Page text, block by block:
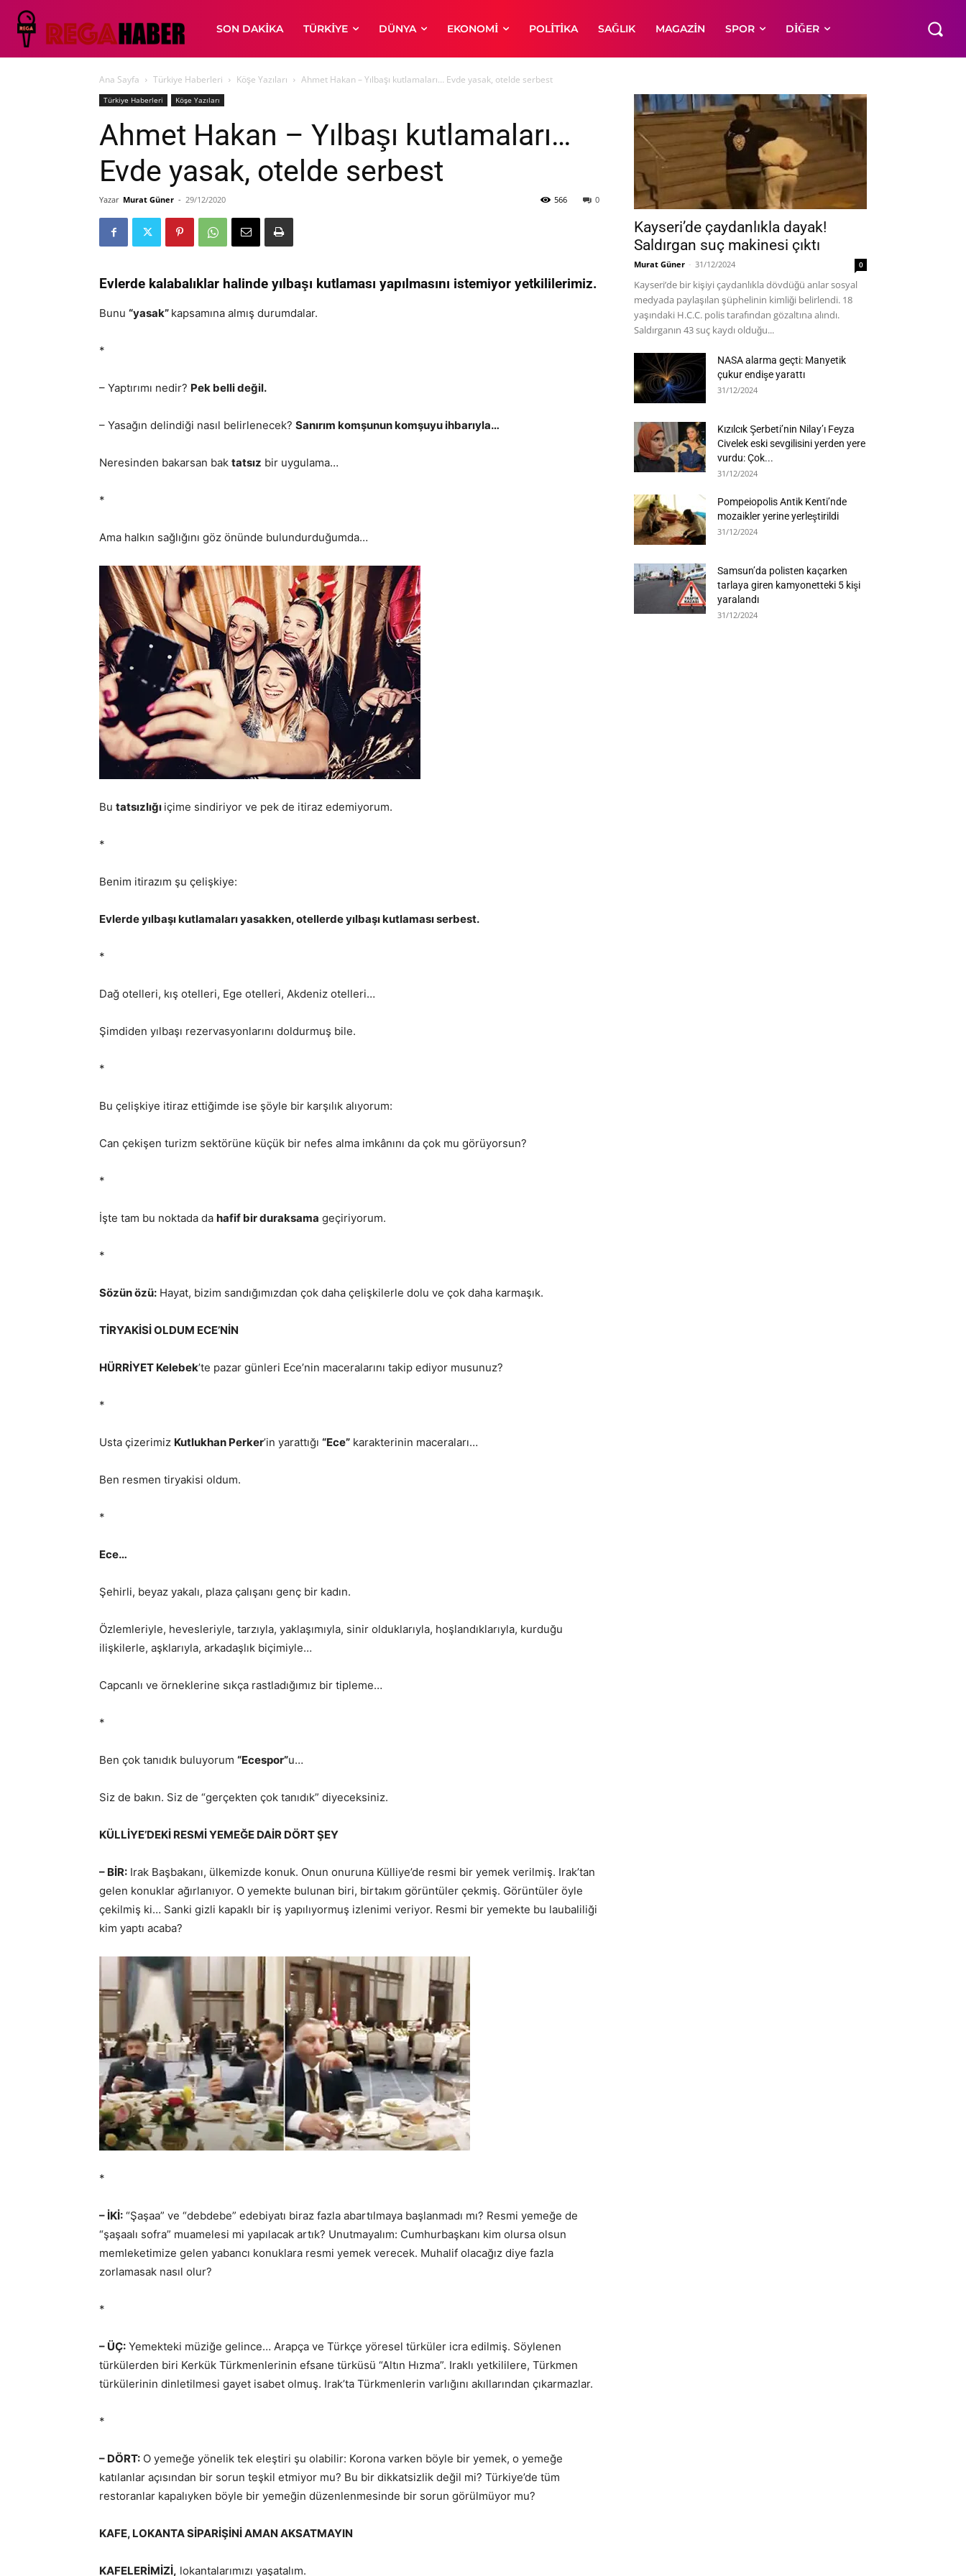
SON DAKIKA TÜRKIYE DÜNYA EKONOMI POLITIKA SAĞLIK MAGAZIN SPOR DIĞER
Ana Sayfa Türkiye Haberleri Köşe Yazıları Ahmet Hakan – Yılbaşı kutlamaları… Evde yasak, otelde serbest
Türkiye Haberleri Köşe Yazıları
Ahmet Hakan – Yılbaşı kutlamaları…
Evde yasak, otelde serbest
Yazar Murat Güner - 29/12/2020 0
566
Evlerde kalabalıklar halinde yılbaşı kutlaması yapılmasını istemiyor yetkililerimiz.
Bunu “yasak” kapsamına almış durumdalar.
*
– Yaptırımı nedir? Pek belli değil.
– Yasağın delindiği nasıl belirlenecek? Sanırım komşunun komşuyu ihbarıyla…
Neresinden bakarsan bak tatsız bir uygulama…
*
Ama halkın sağlığını göz önünde bulundurduğumda…
Bu tatsızlığı içime sindiriyor ve pek de itiraz edemiyorum.
*
Benim itirazım şu çelişkiye:
Evlerde yılbaşı kutlamaları yasakken, otellerde yılbaşı kutlaması serbest.
*
Dağ otelleri, kış otelleri, Ege otelleri, Akdeniz otelleri…
Şimdiden yılbaşı rezervasyonlarını doldurmuş bile.
*
Bu çelişkiye itiraz ettiğimde ise şöyle bir karşılık alıyorum:
Can çekişen turizm sektörüne küçük bir nefes alma imkânını da çok mu görüyorsun?
*
İşte tam bu noktada da hafif bir duraksama geçiriyorum.
*
Sözün özü: Hayat, bizim sandığımızdan çok daha çelişkilerle dolu ve çok daha karmaşık.
TİRYAKİSİ OLDUM ECE’NİN
HÜRRİYET Kelebek’te pazar günleri Ece’nin maceralarını takip ediyor musunuz?
*
Usta çizerimiz Kutlukhan Perker’in yarattığı “Ece” karakterinin maceraları…
Ben resmen tiryakisi oldum.
*
Ece…
Şehirli, beyaz yakalı, plaza çalışanı genç bir kadın.
Özlemleriyle, hevesleriyle, tarzıyla, yaklaşımıyla, sinir olduklarıyla, hoşlandıklarıyla, kurduğu
ilişkilerle, aşklarıyla, arkadaşlık biçimiyle…
Capcanlı ve örneklerine sıkça rastladığımız bir tipleme…
*
Ben çok tanıdık buluyorum “Ecespor”u…
Siz de bakın. Siz de “gerçekten çok tanıdık” diyeceksiniz.
KÜLLİYE’DEKİ RESMİ YEMEĞE DAİR DÖRT ŞEY
– BİR: Irak Başbakanı, ülkemizde konuk. Onun onuruna Külliye’de resmi bir yemek verilmiş. Irak’tan
gelen konuklar ağırlanıyor. O yemekte bulunan biri, birtakım görüntüler çekmiş. Görüntüler öyle
çekilmiş ki… Sanki gizli kapaklı bir iş yapılıyormuş izlenimi veriyor. Resmi bir yemekte bu laubaliliği
kim yaptı acaba?
*
– İKİ: “Şaşaa” ve “debdebe” edebiyatı biraz fazla abartılmaya başlanmadı mı? Resmi yemeğe de
“şaşaalı sofra” muamelesi mi yapılacak artık? Unutmayalım: Cumhurbaşkanı kim olursa olsun
memleketimize gelen yabancı konuklara resmi yemek verecek. Muhalif olacağız diye fazla
zorlamasak nasıl olur?
*
– ÜÇ: Yemekteki müziğe gelince… Arapça ve Türkçe yöresel türküler icra edilmiş. Söylenen
türkülerden biri Kerkük Türkmenlerinin efsane türküsü “Altın Hızma”. Iraklı yetkililere, Türkmen
türkülerinin dinletilmesi gayet isabet olmuş. Irak’ta Türkmenlerin varlığını akıllarından çıkarmazlar.
*
– DÖRT: O yemeğe yönelik tek eleştiri şu olabilir: Korona varken böyle bir yemek, o yemeğe
katılanlar açısından bir sorun teşkil etmiyor mu? Bu bir dikkatsizlik değil mi? Türkiye’de tüm
restoranlar kapalıyken böyle bir yemeğin düzenlenmesinde bir sorun görülmüyor mu?
KAFE, LOKANTA SİPARİŞİNİ AMAN AKSATMAYIN
KAFELERİMİZİ, lokantalarımızı yaşatalım.
Kayseri’de çaydanlıkla dayak!
Saldırgan suç makinesi çıktı
Murat Güner - 31/12/2024 0
Kayseri’de bir kişiyi çaydanlıkla dövdüğü anlar sosyal
medyada paylaşılan şüphelinin kimliği belirlendi. 18
yaşındaki H.C.C. polis tarafından gözaltına alındı.
Saldırganın 43 suç kaydı olduğu...
NASA alarma geçti: Manyetik
çukur endişe yarattı
31/12/2024
Kızılcık Şerbeti’nin Nilay’ı Feyza
Civelek eski sevgilisini yerden yere
vurdu: Çok...
31/12/2024
Pompeiopolis Antik Kenti’nde
mozaikler yerine yerleştirildi
31/12/2024
Samsun’da polisten kaçarken
tarlaya giren kamyonetteki 5 kişi
yaralandı
31/12/2024